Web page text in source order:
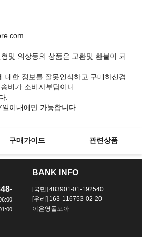
및 의상등의 상품은 교환및 환불이 되
대한 정보를 잘못인식하고 구매하신경
비가 소비자부담이니
.
구매가이드 관련상품
BANK INFO
[국민] 483901-01-192540
[우리] 163-116753-02-20
이은영돌모아